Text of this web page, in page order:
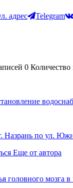
адрес Telegram
0 Количество
по ул.
Еще от автора
головного мозга